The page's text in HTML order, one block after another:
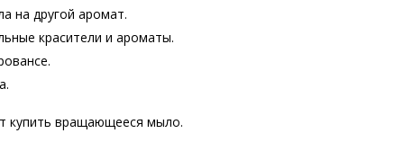
на другой аромат.
красители и ароматы.
купить вращающееся мыло.